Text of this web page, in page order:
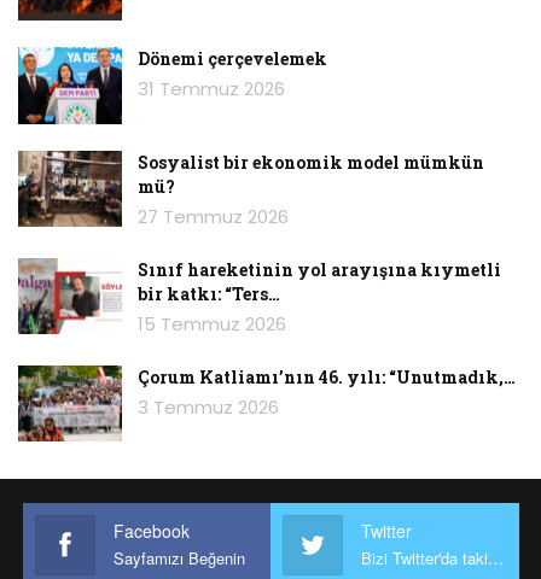
Dönemi çerçevelemek
31 Temmuz 2026
Sosyalist bir ekonomik model mümkün
mü?
27 Temmuz 2026
Sınıf hareketinin yol arayışına kıymetli
bir katkı: “Ters…
15 Temmuz 2026
Çorum Katliamı’nın 46. yılı: “Unutmadık,…
3 Temmuz 2026
Facebook
Sayfamızı Beğenin
Twitter
Bizi Twitter'da takip edin